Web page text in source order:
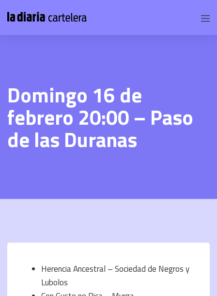
Domingo 16 de
febrero 20:00 – Paso
de las Duranas
Herencia Ancestral – Sociedad de Negros y
Lubolos